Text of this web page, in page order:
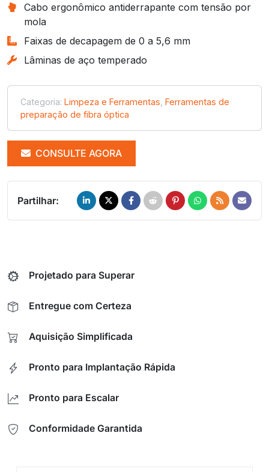
Cabo ergonômico antiderrapante com tensão por
mola
Faixas de decapagem de 0 a 5,6 mm
Lâminas de aço temperado
Categoria: Limpeza e Ferramentas Ferramentas de
preparação de fibra óptica
CONSULTE AGORA
Partilhar:
Projetado para Superar
Entregue com Certeza
Aquisição Simplificada
Pronto para Implantação Rápida
Pronto para Escalar
Conformidade Garantida